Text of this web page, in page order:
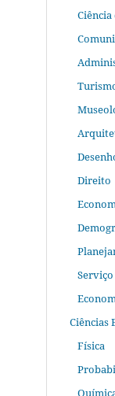
Direito
Ciências
Física